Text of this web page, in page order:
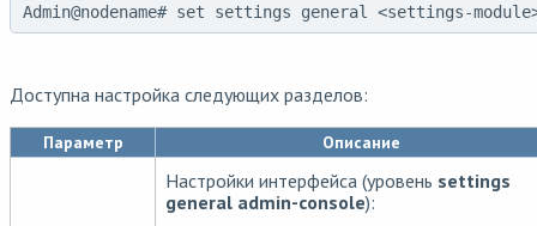
Admin@nodename# set settings general <settings-
Доступна настройка следующих разделов:
Параметр Описание
Настройки интерфейса (уровень settings
general admin-console):